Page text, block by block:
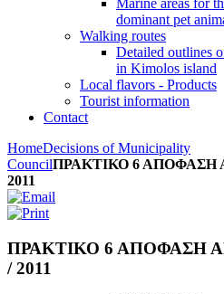
Marine areas for
dominant pet
Walking routes
Detailed outlines
in Kimolos island
Local flavors - Products
Tourist information
Contact
HomeDecisions of Municipality
CouncilΠΡΑΚΤΙΚΟ 6 ΑΠΟΦΑΣΗ
2011
ΠΡΑΚΤΙΚΟ 6 ΑΠΟΦΑΣΗ
/ 2011